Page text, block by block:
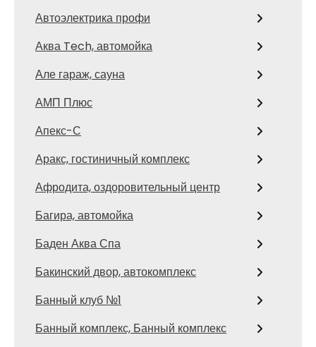
Автоэлектрика профи
Аква Tech, автомойка
Але гараж, сауна
АМП Плюс
Апекс-С
Аракс, гостиничный комплекс
Афродита, оздоровительный центр
Багира, автомойка
Баден Аква Спа
Бакинский двор, автокомплекс
Банный клуб №1
Банный комплекс, Банный комплекс